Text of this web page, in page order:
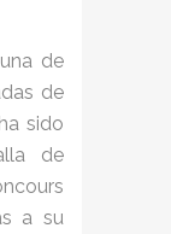
de
de
sido
de
a su